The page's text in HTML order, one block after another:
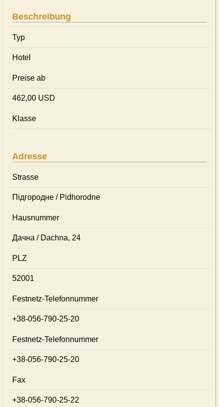
Beschreibung
Typ
Hotel
Preise ab
462,00 USD
Klasse
Adresse
Strasse
Підгородне / Pidhorodne
Hausnummer
Дачна / Dachna, 24
PLZ
52001
Festnetz-Telefonnummer
+38-056-790-25-20
Festnetz-Telefonnummer
+38-056-790-25-20
Fax
+38-056-790-25-22